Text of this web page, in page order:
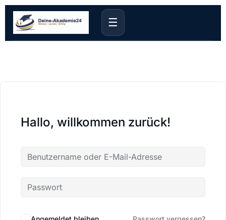
☰
Hallo, willkommen zurück!